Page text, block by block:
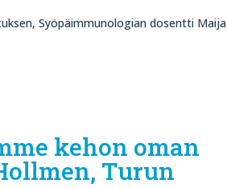
Syöpäimmunologian dosentti Maija
kehon oman
Turun